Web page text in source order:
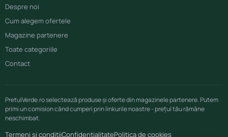
Despre noi
Cum alegem ofertele
Magazine partenere
Toate categoriile
Contact
PretulVerde.ro selectează produse și oferte din magazinele partenere. Putem
primi un comision când cumperi prin linkurile noastre - prețul tău rămâne
neschimbat.
Termeni și condițiiConfidențialitatePolitica de cookies